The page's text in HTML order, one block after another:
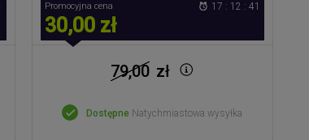
Promocyjna cena
30,00 zł
17 : 12 : 41
79,00 zł
Dostępne Natychmiastowa wysyłka